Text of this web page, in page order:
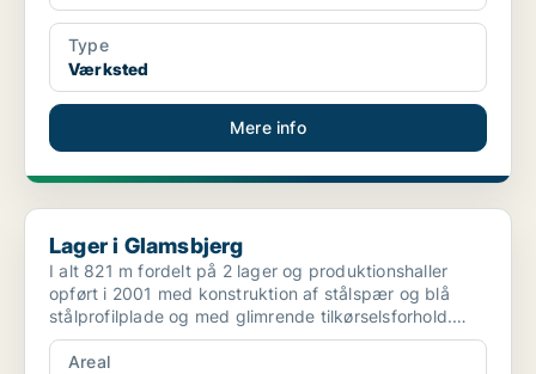
Type
Værksted
Mere info
Lager i Glamsbjerg
Lager i Glamsbjerg
I alt 821 m fordelt på 2 lager og produktionshaller
opført i 2001 med konstruktion af stålspær og blå
stålprofilplade og med glimrende tilkørselsforhold.
Hal...
Areal